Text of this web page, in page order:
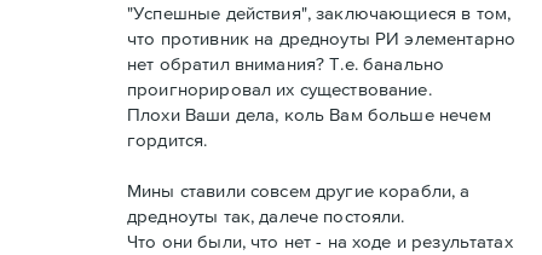
"Успешные действия", заключающиеся в том,
что противник на дредноуты РИ элементарно
нет обратил внимания? Т.е. банально
проигнорировал их существование.
Плохи Ваши дела, коль Вам больше нечем
гордится.
Мины ставили совсем другие корабли, а
дредноуты так, далече постояли.
Что они были, что нет - на ходе и результатах